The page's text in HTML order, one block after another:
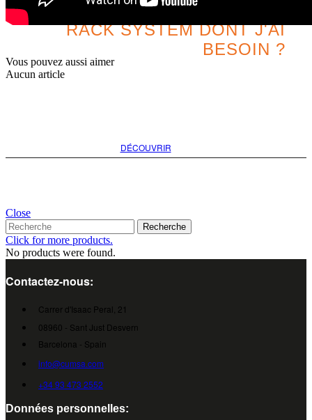
Vous pouvez aussi aimer
Aucun article
¿QUELS SONT LE DOUBLE
RACK SYSTEM DONT J'AI
BESOIN ?
DÉCOUVRIR
Close
Recherche
Click for more products.
No products were found.
Contactez-nous:
Carrer d'Isaac Peral, 21
08960 - Sant Just Desvern
Barcelona - Spain
info@cumsa.com
+34 93 473 2552
Données personnelles: